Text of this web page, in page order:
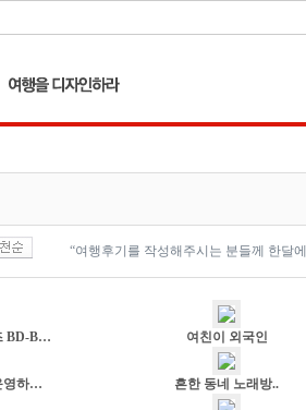
“여행후기를 작성해주시는 분들께 한달
BD-B… 여친이 외국인
영하… 흔한 동네 노래방..